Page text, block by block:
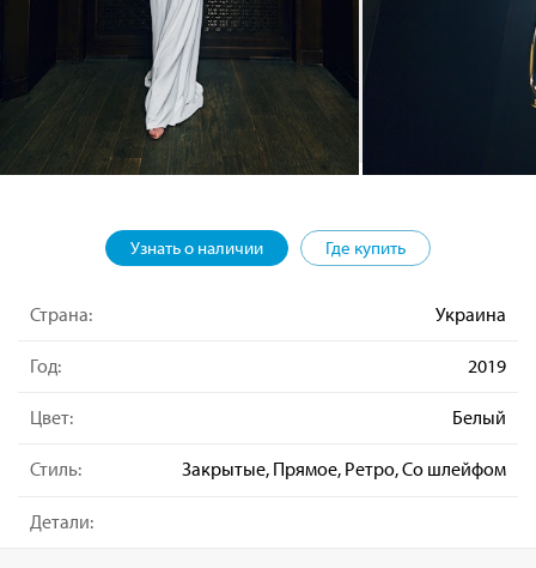
Узнать о наличии Где купить
Страна: Украина
Год: 2019
Цвет: Белый
Стиль: Закрытые, Прямое, Ретро, Со шлейфом
Детали: